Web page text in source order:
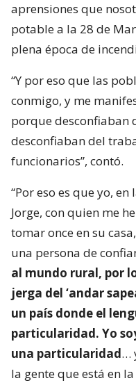
aprensiones que
potable a la 28 de
plena época de
“Y por eso que las
conmigo, y me
porque
desconfiaban del
funcionarios”, contó.
“Por eso es que yo,
Jorge, con quien me
tomar once en su
una persona de
al mundo rural, por
jerga del ‘andar
un país donde el
particularidad. Yo
una particularidad…
la gente que está en